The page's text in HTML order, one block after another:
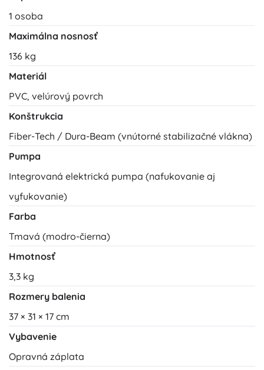
1 osoba
Maximálna nosnosť
136 kg
Materiál
PVC, velúrový povrch
Konštrukcia
Fiber-Tech / Dura-Beam (vnútorné stabilizačné vlákna)
Pumpa
Integrovaná elektrická pumpa (nafukovanie aj
vyfukovanie)
Farba
Tmavá (modro-čierna)
Hmotnosť
3,3 kg
Rozmery balenia
37 × 31 × 17 cm
Vybavenie
Opravná záplata